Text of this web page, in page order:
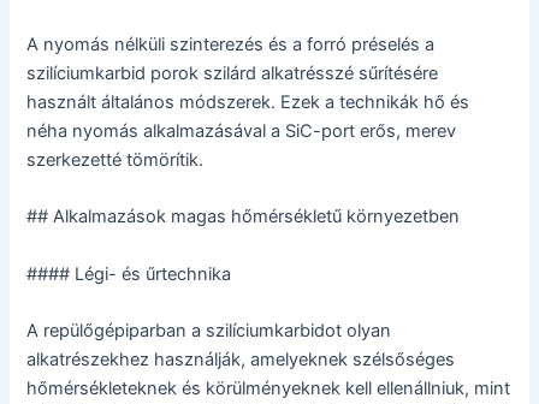
A nyomás nélküli szinterezés és a forró préselés a
szilíciumkarbid porok szilárd alkatrésszé sűrítésére
használt általános módszerek. Ezek a technikák hő és
néha nyomás alkalmazásával a SiC-port erős, merev
szerkezetté tömörítik.
## Alkalmazások magas hőmérsékletű környezetben
#### Légi- és űrtechnika
A repülőgépiparban a szilíciumkarbidot olyan
alkatrészekhez használják, amelyeknek szélsőséges
hőmérsékleteknek és körülményeknek kell ellenállniuk, mint